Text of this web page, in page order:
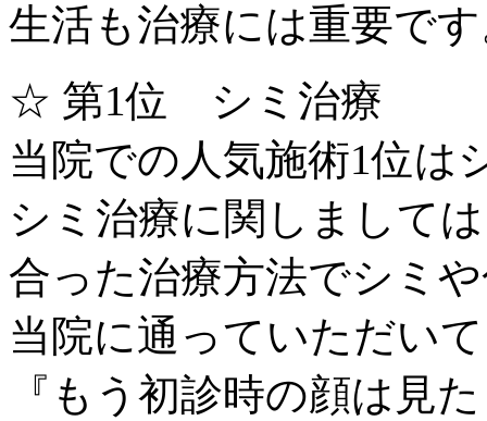
生活も治療には重要で
☆ 第1位 シミ治療
当院での人気施術1位は
シミ治療に関しまして
合った治療方法でシミ
当院に通っていただい
『もう初診時の顔は見